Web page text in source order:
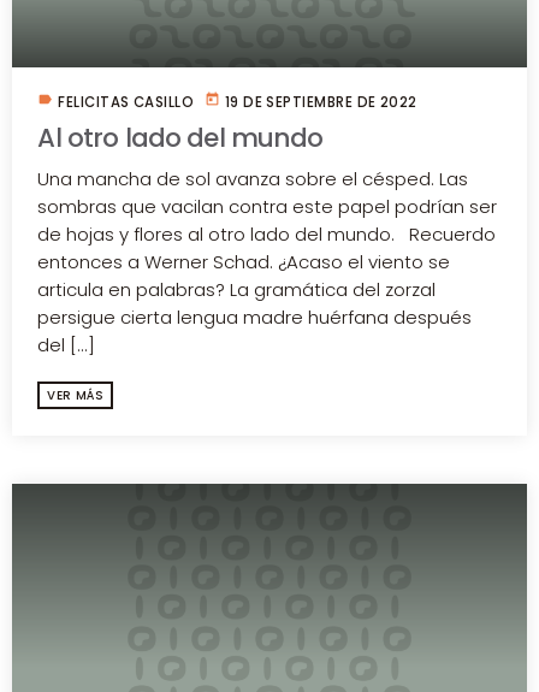
label FELICITAS CASILLO today 19 DE SEPTIEMBRE DE 2022
Al otro lado del mundo
Una mancha de sol avanza sobre el césped. Las
sombras que vacilan contra este papel podrían ser
de hojas y flores al otro lado del mundo. Recuerdo
entonces a Werner Schad. ¿Acaso el viento se
articula en palabras? La gramática del zorzal
persigue cierta lengua madre huérfana después
del [...]
VER MÁS